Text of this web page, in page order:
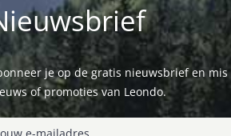
je op de gratis nieuwsbrief en
of promoties van Leondo.